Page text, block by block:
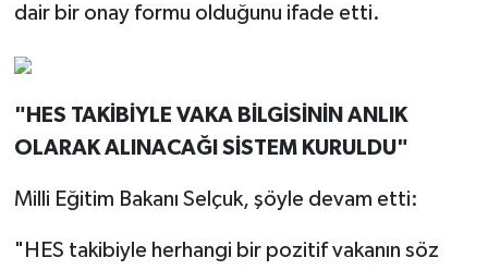
dair bir onay formu olduğunu ifade etti.
"HES TAKİBİYLE VAKA BİLGİSİNİN ANLIK
OLARAK ALINACAĞI SİSTEM KURULDU"
Milli Eğitim Bakanı Selçuk, şöyle devam etti:
"HES takibiyle herhangi bir pozitif vakanın söz